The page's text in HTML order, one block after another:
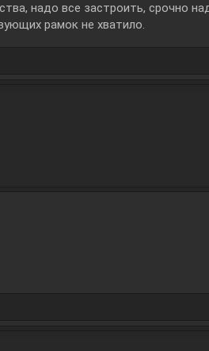
надо все застроить, срочно
рамок не хватило.